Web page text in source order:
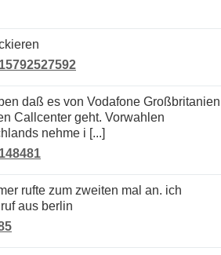
Callcenter geht. Vorwahlen
nehme i [...]
aus berlin